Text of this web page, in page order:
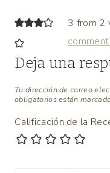
3 from 2
comment
Deja una
Tu dirección de correo
obligatorios están
Calificación de la